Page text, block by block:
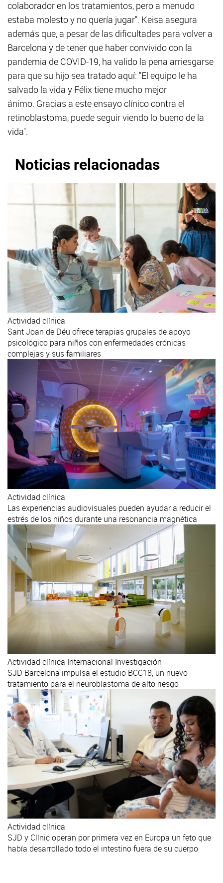
colaborador en los tratamientos, pero a menudo
estaba molesto y no quería jugar". Keisa asegura
además que, a pesar de las dificultades para volver a
Barcelona y de tener que haber convivido con la
pandemia de COVID-19, ha valido la pena arriesgarse
para que su hijo sea tratado aquí: "El equipo le ha
salvado la vida y Félix tiene mucho mejor
ánimo. Gracias a este ensayo clínico contra el
retinoblastoma, puede seguir viendo lo bueno de la
vida".
Noticias relacionadas
Actividad clínica
Sant Joan de Déu ofrece terapias grupales de apoyo
psicológico para niños con enfermedades crónicas
complejas y sus familiares
Actividad clínica
Las experiencias audiovisuales pueden ayudar a reducir el
estrés de los niños durante una resonancia magnética
Actividad clínica Internacional Investigación
SJD Barcelona impulsa el estudio BCC18, un nuevo
tratamiento para el neuroblastoma de alto riesgo
Actividad clínica
SJD y Clínic operan por primera vez en Europa un feto que
había desarrollado todo el intestino fuera de su cuerpo